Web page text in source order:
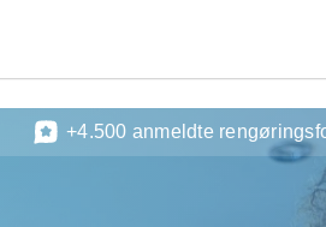
+4.500 anmeldte